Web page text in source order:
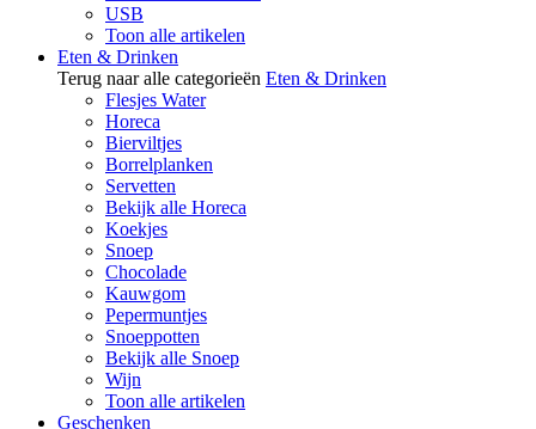
USB
Toon alle artikelen
Eten & Drinken
Terug naar alle categorieën Eten & Drinken
Flesjes Water
Horeca
Bierviltjes
Borrelplanken
Servetten
Bekijk alle Horeca
Koekjes
Snoep
Chocolade
Kauwgom
Pepermuntjes
Snoeppotten
Bekijk alle Snoep
Wijn
Toon alle artikelen
Geschenken